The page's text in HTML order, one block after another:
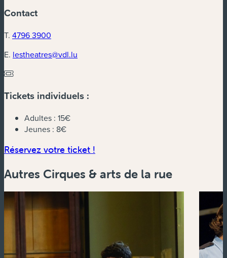
Contact
T. 4796 3900
E. lestheatres@vdl.lu
Tickets individuels :
Adultes : 15€
Jeunes : 8€
Réservez votre ticket !
Autres Cirques & arts de la rue